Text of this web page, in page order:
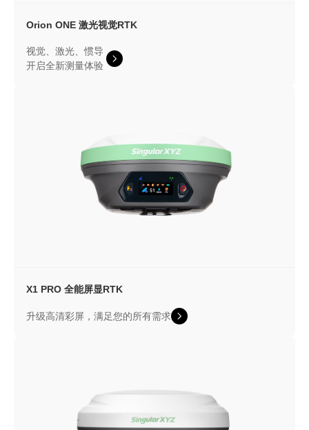
Orion ONE 激光视觉RTK
视觉、激光、惯导
开启全新测量体验
X1 PRO 全能屏显RTK
升级高清彩屏，满足您的所有需求